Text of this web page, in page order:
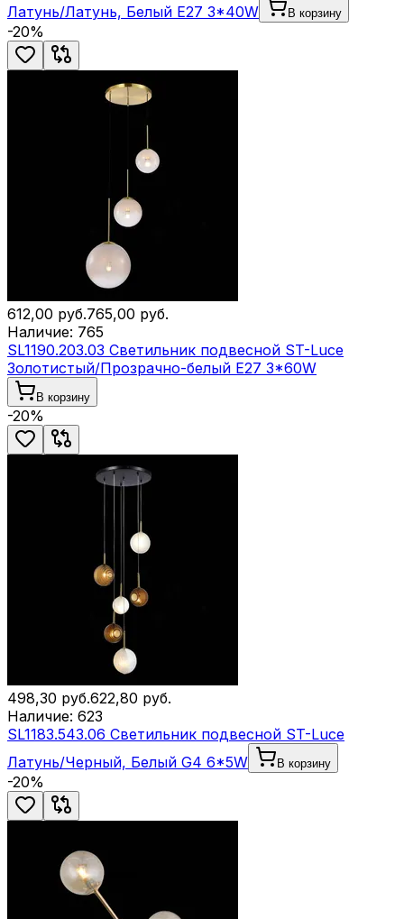
Латунь/Латунь, Белый E27 3*40W В корзину
-20%
612,00 руб.765,00 руб.
Наличие: 765
SL1190.203.03 Светильник подвесной ST-Luce
Золотистый/Прозрачно-белый E27 3*60W
В корзину
-20%
498,30 руб.622,80 руб.
Наличие: 623
SL1183.543.06 Светильник подвесной ST-Luce
Латунь/Черный, Белый G4 6*5W
В корзину
-20%